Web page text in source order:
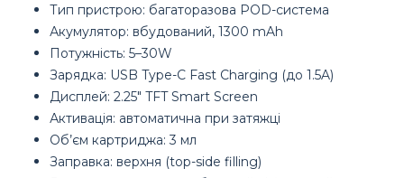
Тип пристрою: багаторазова POD-система
Акумулятор: вбудований, 1300 mAh
Потужність: 5–30W
Зарядка: USB Type-C Fast Charging (до 1.5A)
Дисплей: 2.25" TFT Smart Screen
Активація: автоматична при затяжці
Об’єм картриджа: 3 мл
Заправка: верхня (top-side filling)